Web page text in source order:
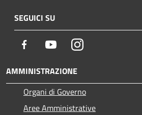
SEGUICI SU
Facebook YoutubeInstagram
AMMINISTRAZIONE
Organi di Governo
Aree Amministrative